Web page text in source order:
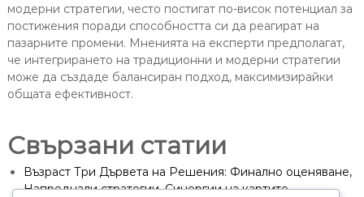
модерни стратегии, често постигат по-висок потенциал за
постижения поради способността си да реагират на
пазарните промени. Мненията на експерти предполагат,
че интегрирането на традиционни и модерни стратегии
може да създаде балансиран подход, максимизирайки
общата ефективност.
Свързани статии
Възраст Три Дървета на Решения: Финално оценяване,
Напреднали стратегии, Синергии на картите